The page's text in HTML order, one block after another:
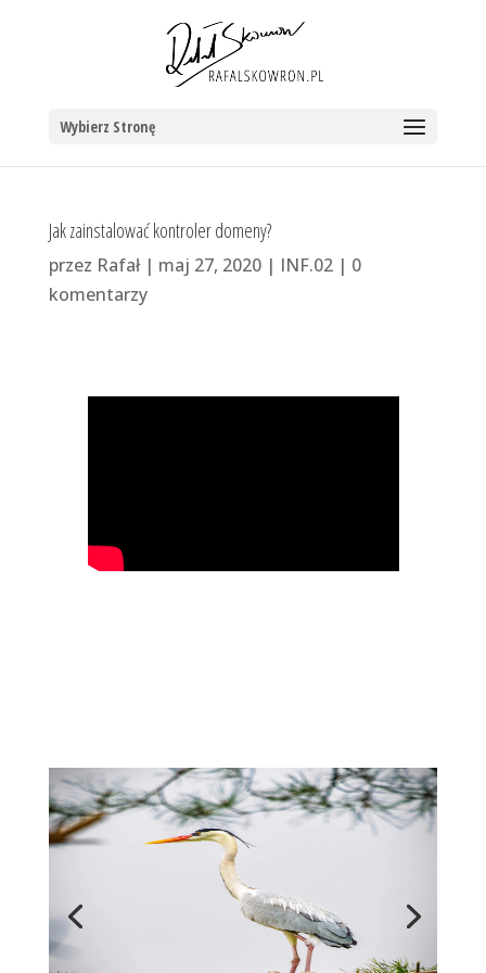
Wybierz Stronę
Jak zainstalować kontroler domeny?
przez Rafał| maj 27, 2020| INF.02| 0
komentarzy